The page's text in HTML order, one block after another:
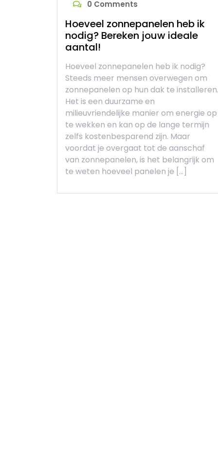
0 Comments
Hoeveel zonnepanelen heb ik
nodig? Bereken jouw ideale
aantal!
Hoeveel zonnepanelen heb ik nodig?
Steeds meer mensen overwegen om
zonnepanelen op hun dak te installeren.
Het is een duurzame en
milieuvriendelijke manier om energie op
te wekken en kan op de lange termijn
zelfs kostenbesparend zijn. Maar
voordat je overgaat tot de aanschaf
van zonnepanelen, is het belangrijk om
te weten hoeveel panelen je […]